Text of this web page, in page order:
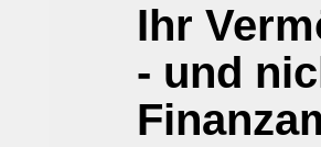
Ihr
- und